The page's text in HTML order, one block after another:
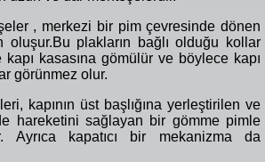
, merkezi bir pim çevresinde dönen
oluşur.Bu plakların bağlı olduğu kollar
kapı kasasına gömülür ve böylece kapı
görünmez olur.
kapının üst başlığına yerleştirilen ve
hareketini sağlayan bir gömme pimle
Ayrıca kapatıcı bir mekanizma da